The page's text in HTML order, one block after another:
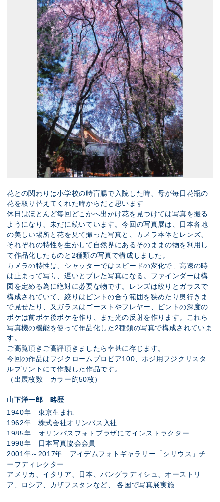
花との関わりは小学校の時盲腸で入院した時、母が毎日花瓶の
花を取り替えてくれた時からだと思います
休日はほとんど毎回どこかへ出かけ花を見つけては写真を撮る
ようになり、未だに続いています。今回の写真展は、日本各地
の美しい場所と花を見て撮った写真と、カメラ本体とレンズ、
それぞれの特性を生かして自然界にあるそのままの物を利用し
て作品化したものと2種類の写真で構成しました。
カメラの特性は、シャッターではスピードの変化で、高速の時
は止まって写り、遅いとブレた写真になる。ファインダーは構
図を定める為に絶対に必要な物です。レンズは絞りとガラスで
構成されていて、絞りはピントの合う範囲を狭めたり奥行きま
で見せたり、又ガラスはゴーストやフレヤー、ピントの深度の
ボケは前ボケ後ボケを作り、また光の反射を作ります。これら
写真機の機能を使って作品化した2種類の写真で構成されていま
す。
ご高覧頂きご高評頂きましたら幸甚に存じます。
今回の作品はフジクロームプロビア100、ポジ用フジクリスタ
ルプリントにて作製した作品です。
（出展枚数 カラー約50枚）
山下洋一郎 略歴
1940年 東京生まれ
1962年 株式会社オリンパス入社
1985年 オリンパスフォトプラザにてインストラクター
1998年 日本写真協会会員
2001年～2017年 アイデムフォトギャラリー「シリウス」チ
ーフディレクター
アメリカ、イタリア、日本、バングラディシュ、オーストリ
ア、ロシア、カザフスタンなど、 各国で写真展実施